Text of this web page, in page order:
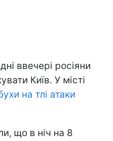
ввечері росіяни
Київ. У місті
на тлі атаки
що в ніч на 8